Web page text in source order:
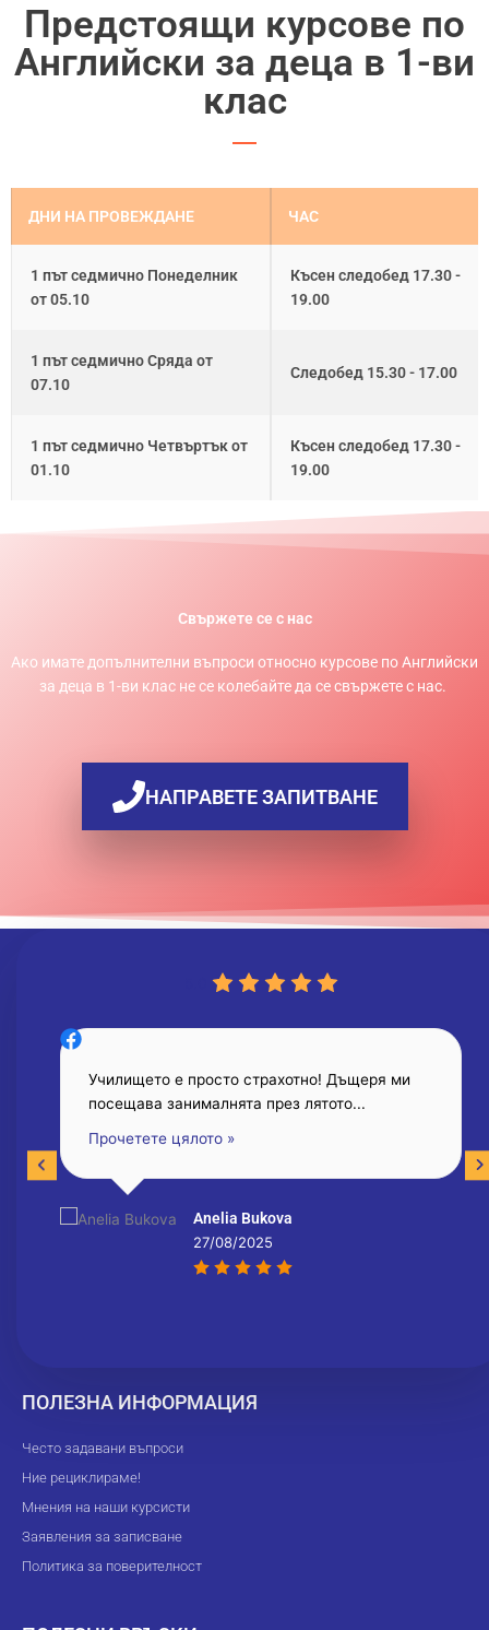
Предстоящи курсове по
Английски за деца в 1-ви
клас
ДНИ НА ПРОВЕЖДАНЕ ЧАС
1 път седмично Понеделник
от 05.10
Късен следобед 17.30 -
19.00
1 път седмично Сряда от
07.10
Следобед 15.30 - 17.00
1 път седмично Четвъртък от
01.10
Късен следобед 17.30 -
19.00
Свържете се с нас
Ако имате допълнителни въпроси относно курсове по Английски
за деца в 1-ви клас не се колебайте да се свържете с нас.
НАПРАВЕТЕ ЗАПИТВАНЕ
Anelia Bukova
27/08/2025
Училището е просто страхотно! Дъщеря ми
посещава занималнята през лятото...
Прочетете цялото »
ПОЛЕЗНА ИНФОРМАЦИЯ
Често задавани въпроси
Ние рециклираме!
Мнения на наши курсисти
Заявления за записване
Политика за поверителност